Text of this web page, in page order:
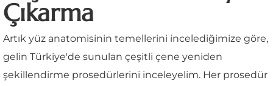
Çıkarma
Artık yüz anatomisinin temellerini incelediğimize göre,
gelin Türkiye'de sunulan çeşitli çene yeniden
şekillendirme prosedürlerini inceleyelim. Her prosedür